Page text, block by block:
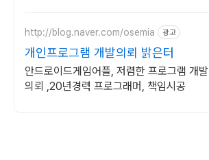
http://blog.naver.com/osemia 광고
개인프로그램 개발의뢰 밝은터
안드로이드게임어플, 저렴한 프로그램 개발
의뢰 ,20년경력 프로그래머, 책임시공